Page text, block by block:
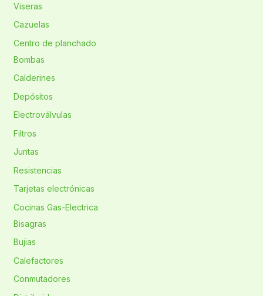
Viseras
Cazuelas
Centro de planchado
Bombas
Calderines
Depósitos
Electroválvulas
Filtros
Juntas
Resistencias
Tarjetas electrónicas
Cocinas Gas-Electrica
Bisagras
Bujias
Calefactores
Conmutadores